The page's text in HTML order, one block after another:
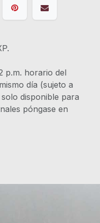
IVA
p.m. horario del
día (sujeto a
disponible para
póngase en